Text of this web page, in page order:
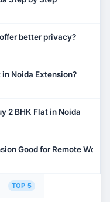
better privacy?
Noida Extension?
2 BHK Flat in Noida
Good for Remote Work?
TOP 5